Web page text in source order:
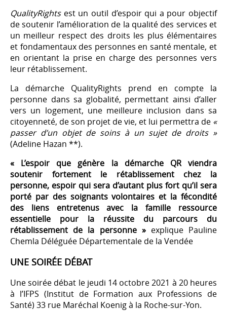
QualityRightsest un outil d’espoir qui a pour objectif
de soutenir l’amélioration de la qualité des services et
un meilleur respect des droits les plus élémentaires
et fondamentaux des personnes en santé mentale, et
en orientant la prise en charge des personnes vers
leur rétablissement.
La démarche QualityRights prend en compte la
personne dans sa globalité, permettant ainsi d’aller
vers un logement, une meilleure inclusion dans sa
citoyenneté, de son projet de vie, et lui permettra de «
passer d’un objet de soins à un sujet de droits »
(Adeline Hazan **).
« L’espoir que génère la démarche QR viendra
soutenir fortement le rétablissement chez la
personne, espoir qui sera d’autant plus fort qu’il sera
porté par des soignants volontaires et la fécondité
des liens entretenus avec la famille ressource
essentielle pour la réussite du parcours du
rétablissement de la personne »explique Pauline
Chemla Déléguée Départementale de la Vendée
UNE SOIRÉE DÉBAT
Une soirée débat le jeudi 14 octobre 2021 à 20 heures
à l’IFPS (Institut de Formation aux Professions de
Santé) 33 rue Maréchal Koenig à la Roche-sur-Yon.